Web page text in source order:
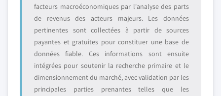
facteurs macroéconomiques par l'analyse des parts
de revenus des acteurs majeurs. Les données
pertinentes sont collectées à partir de sources
payantes et gratuites pour constituer une base de
données fiable. Ces informations sont ensuite
intégrées pour soutenir la recherche primaire et le
dimensionnement du marché, avec validation par les
principales parties prenantes telles que les